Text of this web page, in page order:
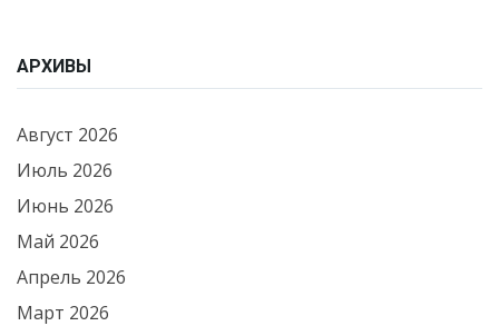
АРХИВЫ
Август 2026
Июль 2026
Июнь 2026
Май 2026
Апрель 2026
Март 2026